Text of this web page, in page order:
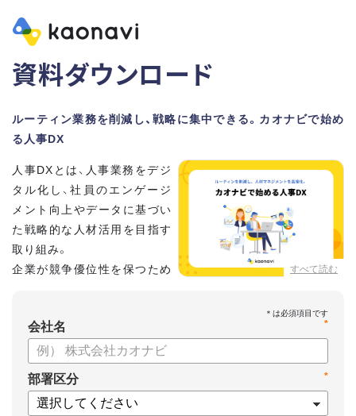
資料ダウンロード
ルーティン業務を削減し、戦略に集中できる。カオナビで始め
る人事DX
すべて読む
人事DXとは、人事業務をデジ
タル化し、社員のエンゲージ
メント向上やデータに基づい
た戦略的な人材活用を目指す
取り組み。
企業が競争優位性を保つため
しかし、「何から手を付けてよいかわからない」「なかなかデジ
タル化が進まない」「既存システムを変えることに抵抗がある」
といった理由から、推進に踏み切れていない企業も少なくあり
ません。
*
会社名
*
部署区分